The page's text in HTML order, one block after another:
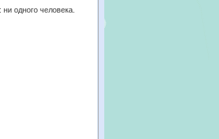
одного человека.